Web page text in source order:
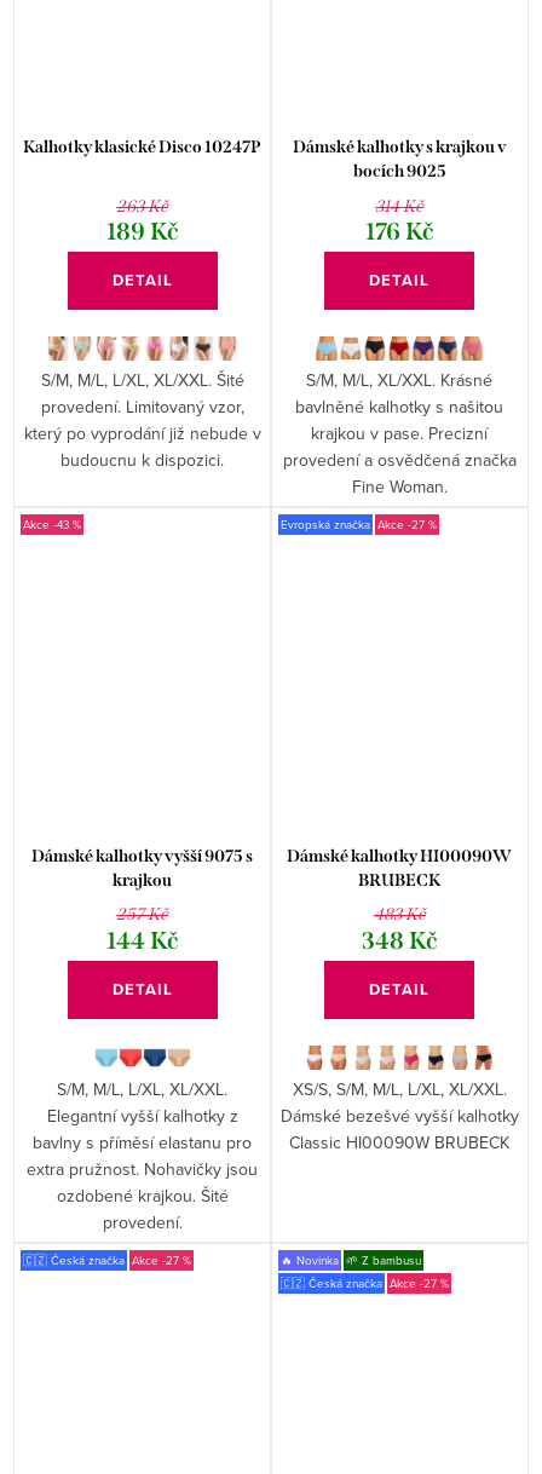
Kalhotky klasické Disco 10247P
263 Kč
189 Kč
DETAIL
S/M, M/L, L/XL, XL/XXL. Šité
provedení. Limitovaný vzor,
který po vyprodání již nebude v
budoucnu k dispozici.
Dámské kalhotky s krajkou v
bocích 9025
314 Kč
176 Kč
DETAIL
S/M, M/L, XL/XXL. Krásné
bavlněné kalhotky s našitou
krajkou v pase. Precizní
provedení a osvědčená značka
Fine Woman.
-43 %
Dámské kalhotky vyšší 9075 s
krajkou
257 Kč
144 Kč
DETAIL
S/M, M/L, L/XL, XL/XXL.
Elegantní vyšší kalhotky z
bavlny s příměsí elastanu pro
extra pružnost. Nohavičky jsou
ozdobené krajkou. Šité
provedení.
Evropská značka -27 %
Dámské kalhotky HI00090W
BRUBECK
483 Kč
348 Kč
DETAIL
XS/S, S/M, M/L, L/XL, XL/XXL.
Dámské bezešvé vyšší kalhotky
Classic HI00090W BRUBECK
🇨🇿 Česká značka -27 % 🔥 Novinka 🌱 Z bambusu
🇨🇿 Česká značka
-27 %